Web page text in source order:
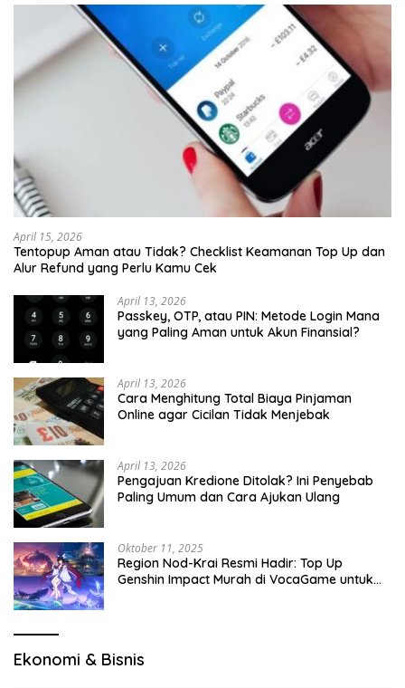
April 15, 2026
Tentopup Aman atau Tidak? Checklist Keamanan Top Up dan
Alur Refund yang Perlu Kamu Cek
April 13, 2026
Passkey, OTP, atau PIN: Metode Login Mana
yang Paling Aman untuk Akun Finansial?
April 13, 2026
Cara Menghitung Total Biaya Pinjaman
Online agar Cicilan Tidak Menjebak
April 13, 2026
Pengajuan Kredione Ditolak? Ini Penyebab
Paling Umum dan Cara Ajukan Ulang
Oktober 11, 2025
Region Nod-Krai Resmi Hadir: Top Up
Genshin Impact Murah di VocaGame untuk
Ekonomi & Bisnis